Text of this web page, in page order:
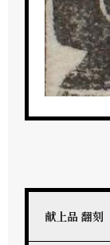
献上品 翻刻